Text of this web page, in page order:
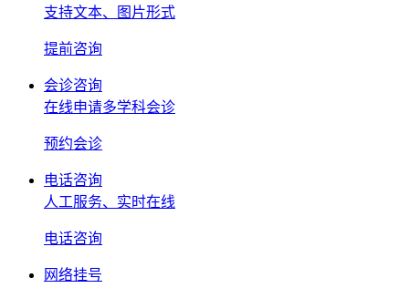
支持文本、图片形式
提前咨询
会诊咨询
在线申请多学科会诊
预约会诊
电话咨询
人工服务、实时在线
电话咨询
网络挂号